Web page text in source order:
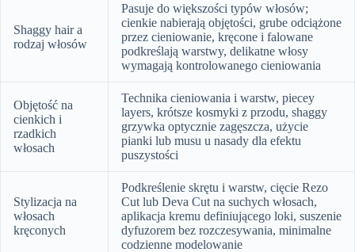
Shaggy hair a
rodzaj włosów
Pasuje do większości typów włosów;
cienkie nabierają objętości, grube odciążone
przez cieniowanie, kręcone i falowane
podkreślają warstwy, delikatne włosy
wymagają kontrolowanego cieniowania
Objętość na
cienkich i
rzadkich
włosach
Technika cieniowania i warstw, piecey
layers, krótsze kosmyki z przodu, shaggy
grzywka optycznie zagęszcza, użycie
pianki lub musu u nasady dla efektu
puszystości
Stylizacja na
włosach
kręconych
Podkreślenie skrętu i warstw, cięcie Rezo
Cut lub Deva Cut na suchych włosach,
aplikacja kremu definiującego loki, suszenie
dyfuzorem bez rozczesywania, minimalne
codzienne modelowanie